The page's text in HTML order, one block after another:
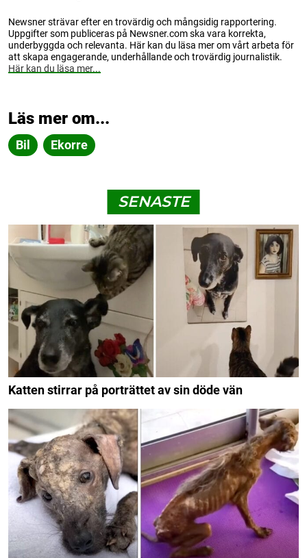
Newsner strävar efter en trovärdig och mångsidig rapportering.
Uppgifter som publiceras på Newsner.com ska vara korrekta,
underbyggda och relevanta. Här kan du läsa mer om vårt arbeta för
att skapa engagerande, underhållande och trovärdig journalistik.
Här kan du läsa mer...
Läs mer om...
Bil Ekorre
SENASTE
Katten stirrar på porträttet av sin döde vän